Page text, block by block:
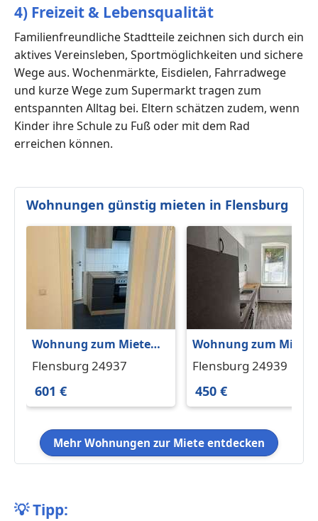
4) Freizeit & Lebensqualität
Familienfreundliche Stadtteile zeichnen sich durch ein
aktives Vereinsleben, Sportmöglichkeiten und sichere
Wege aus. Wochenmärkte, Eisdielen, Fahrradwege
und kurze Wege zum Supermarkt tragen zum
entspannten Alltag bei. Eltern schätzen zudem, wenn
Kinder ihre Schule zu Fuß oder mit dem Rad
erreichen können.
Wohnungen günstig mieten in Flensburg
Wohnung zum Mieten
in Flensburg 601 € 65
Flensburg 24937
601 €
Wohnung zum Mieten
in Flensburg 450 € 40
Flensburg 24939
450 €
Mehr Wohnungen zur Miete entdecken
💡Tipp: